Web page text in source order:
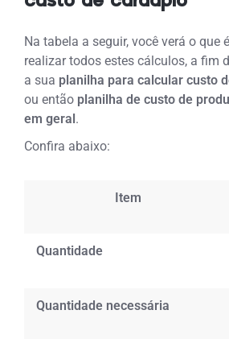
Na tabela a seguir, você verá o que
realizar todos estes cálculos, a fim
a sua planilha para calcular custo
ou então planilha de custo de
em geral.
Confira abaixo:
Item
Quantidade
Quantidade necessária